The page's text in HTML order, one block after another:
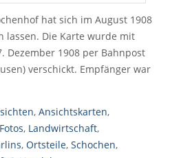
hat sich im August 1908
lassen. Die Karte wurde mit
Dezember 1908 per Bahnpost
verschickt. Empfänger war
, Ansichtskarten,
Fotos, Landwirtschaft,
, Ortsteile, Schochen,